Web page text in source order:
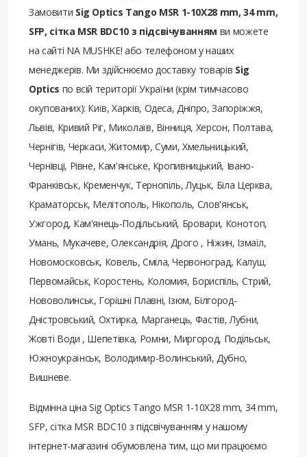
Замовити Sig Optics Tango MSR 1-10X28 mm, 34 mm,
SFP, сітка MSR BDC10 з підсвічуванням ви можете
на сайті NA MUSHKE! або телефоном у наших
менеджерів. Ми здійснюємо доставку товарів Sig
Optics по всій території України (крім тимчасово
окупованих): Київ, Харків, Одеса, Дніпро, Запоріжжя,
Львів, Кривий Ріг, Миколаїв, Вінниця, Херсон, Полтава,
Чернігів, Черкаси, Житомир, Суми, Хмельницький,
Чернівці, Рівне, Кам'янське, Кропивницький, Івано-
Франківськ, Кременчук, Тернопіль, Луцьк, Біла Церква,
Краматорськ, Мелітополь, Нікополь, Слов'янськ,
Ужгород, Кам'янець-Подільський, Бровари, Конотоп,
Умань, Мукачеве, Олександрія, Дрого , Ніжин, Ізмаїл,
Новомосковськ, Ковель, Сміла, Червоноград, Калуш,
Первомайськ, Коростень, Коломия, Бориспіль, Стрий,
Нововолинськ, Горішні Плавні, Ізюм, Білгород-
Дністровський, Охтирка, Марганець, Фастів, Лубни,
Жовті Води , Шепетівка, Ромни, Миргород, Подільськ,
Южноукраїнськ, Володимир-Волинський, Дубно,
Вишневе.
Відмінна ціна Sig Optics Tango MSR 1-10X28 mm, 34 mm,
SFP, сітка MSR BDC10 з підсвічуванням у нашому
інтернет-магазині обумовлена ​​тим, що ми працюємо